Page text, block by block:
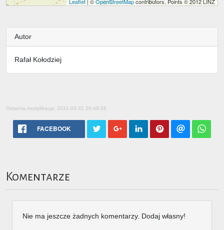
Autor
Rafał Kołodziej
Ostatnia modyfikacja: 2021-03-31 20:49:28
FACEBOOK
Komentarze
Nie ma jeszcze żadnych komentarzy. Dodaj własny!